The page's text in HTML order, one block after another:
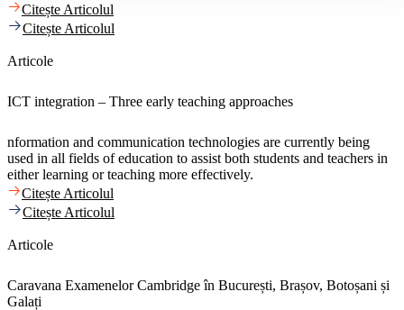
Citește Articolul
Citește Articolul
Articole
ICT integration – Three early teaching approaches
nformation and communication technologies are currently being
used in all fields of education to assist both students and teachers in
either learning or teaching more effectively.
Citește Articolul
Citește Articolul
Articole
Caravana Examenelor Cambridge în București, Brașov, Botoșani și
Galați